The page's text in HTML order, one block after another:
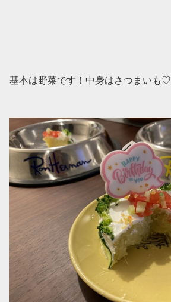
基本は野菜です！中身はさつまいも♡